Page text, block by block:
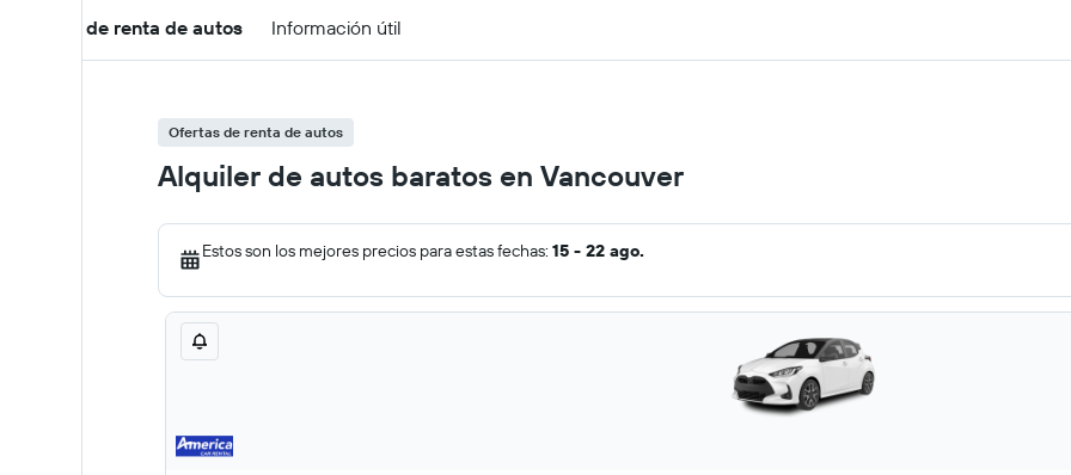
Ofertas de renta de autos Información útil
Ofertas de renta de autos
Alquiler de autos baratos en Vancouver
Estos son los mejores precios para estas fechas: 15 - 22 ago.